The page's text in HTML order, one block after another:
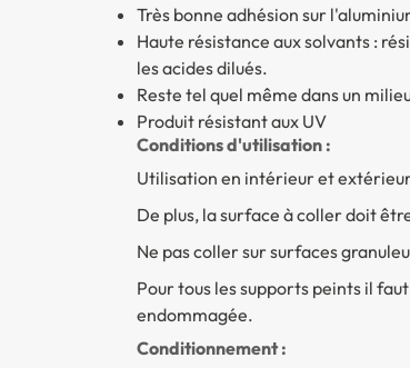
Très bonne adhésion sur
Haute résistance aux solvants :
les acides dilués.
Reste tel quel même dans un
Produit résistant aux UV
Conditions d'utilisation :
Utilisation en intérieur et
De plus, la surface à coller doit
Ne pas coller sur surfaces
Pour tous les supports peints il
endommagée.
Conditionnement :